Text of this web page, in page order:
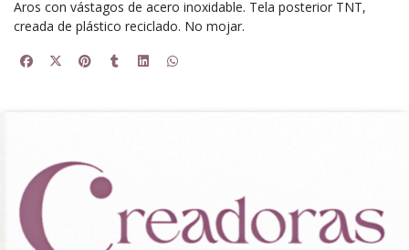
Aros con vástagos de acero inoxidable. Tela posterior TNT,
creada de plástico reciclado. No mojar.